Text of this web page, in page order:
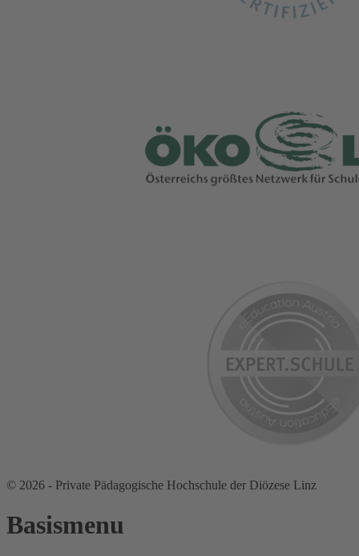
© 2026 - Private Pädagogische Hochschule der Diözese Linz
Basismenu